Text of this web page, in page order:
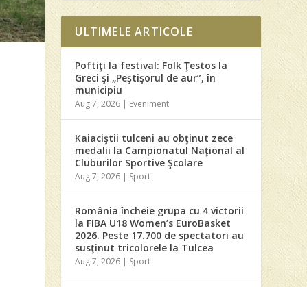
ULTIMELE ARTICOLE
Poftiţi la festival: Folk Ţestos la
Greci şi „Peştişorul de aur”, în
municipiu
Aug 7, 2026 | Eveniment
Kaiaciştii tulceni au obţinut zece
medalii la Campionatul Naţional al
Cluburilor Sportive Şcolare
Aug 7, 2026 | Sport
România încheie grupa cu 4 victorii
la FIBA U18 Women’s EuroBasket
2026. Peste 17.700 de spectatori au
susţinut tricolorele la Tulcea
Aug 7, 2026 | Sport